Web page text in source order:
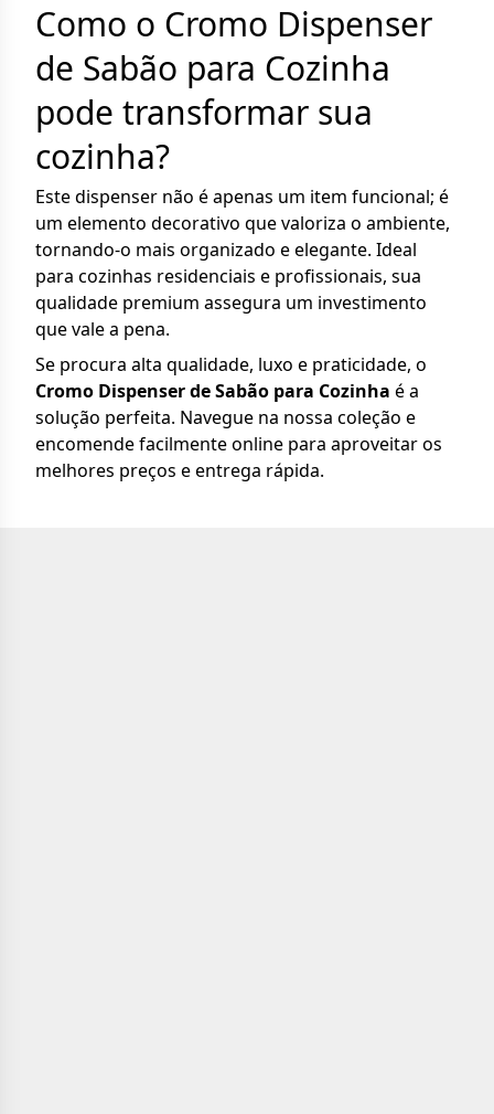
Como o Cromo Dispenser
de Sabão para Cozinha
pode transformar sua
cozinha?
Este dispenser não é apenas um item funcional; é
um elemento decorativo que valoriza o ambiente,
tornando-o mais organizado e elegante. Ideal
para cozinhas residenciais e profissionais, sua
qualidade premium assegura um investimento
que vale a pena.
Se procura alta qualidade, luxo e praticidade, o
Cromo Dispenser de Sabão para Cozinha é a
solução perfeita. Navegue na nossa coleção e
encomende facilmente online para aproveitar os
melhores preços e entrega rápida.